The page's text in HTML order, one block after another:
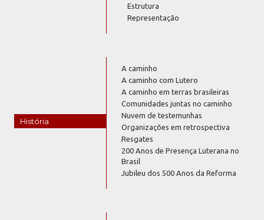
Estrutura
Representação
História
A caminho
A caminho com Lutero
A caminho em terras brasileiras
Comunidades juntas no caminho
Nuvem de testemunhas
Organizações em retrospectiva
Resgates
200 Anos de Presença Luterana no
Brasil
Jubileu dos 500 Anos da Reforma